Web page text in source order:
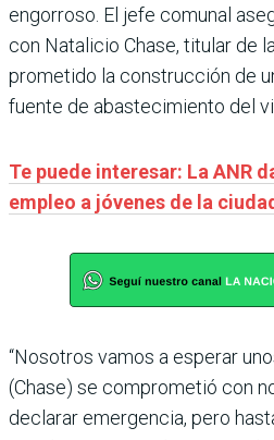
engorroso. El jefe comunal
con Natalicio Chase, titular de
prometido la construcción de
fuente de abastecimiento del
Te puede interesar: La ANR
empleo a jóvenes de la
“Nosotros vamos a esperar
(Chase) se comprometió con
declarar emergencia, pero